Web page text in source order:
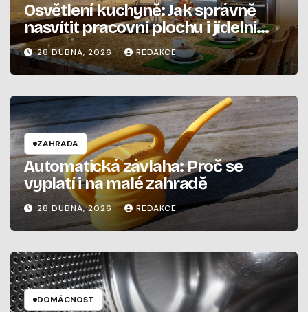
Osvětlení kuchyně: Jak správně
nasvítit pracovní plochu i jídelní
stůl28 DUBNA, 2026 REDAKCE
ZAHRADA
Automatická závlaha: Proč se
vyplatí i na malé zahradě
28 DUBNA, 2026 REDAKCE
DOMÁCNOST